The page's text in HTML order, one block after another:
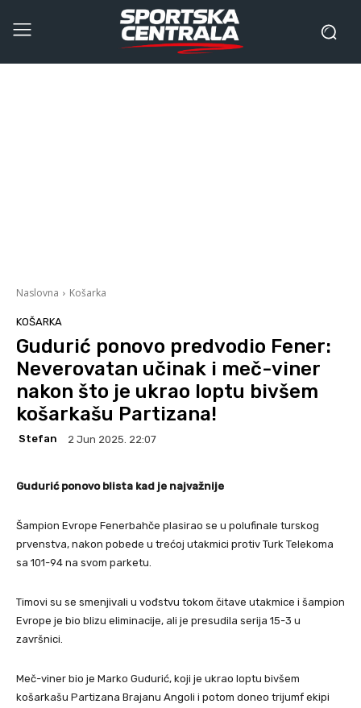
Naslovna Košarka
KOŠARKA
Gudurić ponovo predvodio Fener:
Neverovatan učinak i meč-viner
nakon što je ukrao loptu bivšem
košarkašu Partizana!
Stefan 2 Jun 2025. 22:07
Gudurić ponovo blista kad je najvažnije
Šampion Evrope Fenerbahče plasirao se u polufinale turskog
prvenstva, nakon pobede u trećoj utakmici protiv Turk Telekoma
sa 101-94 na svom parketu.
Timovi su se smenjivali u vođstvu tokom čitave utakmice i šampion
Evrope je bio blizu eliminacije, ali je presudila serija 15-3 u
završnici.
Meč-viner bio je Marko Gudurić, koji je ukrao loptu bivšem
košarkašu Partizana Brajanu Angoli i potom doneo trijumf ekipi